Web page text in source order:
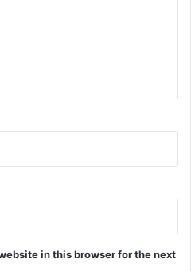
in this browser for the next